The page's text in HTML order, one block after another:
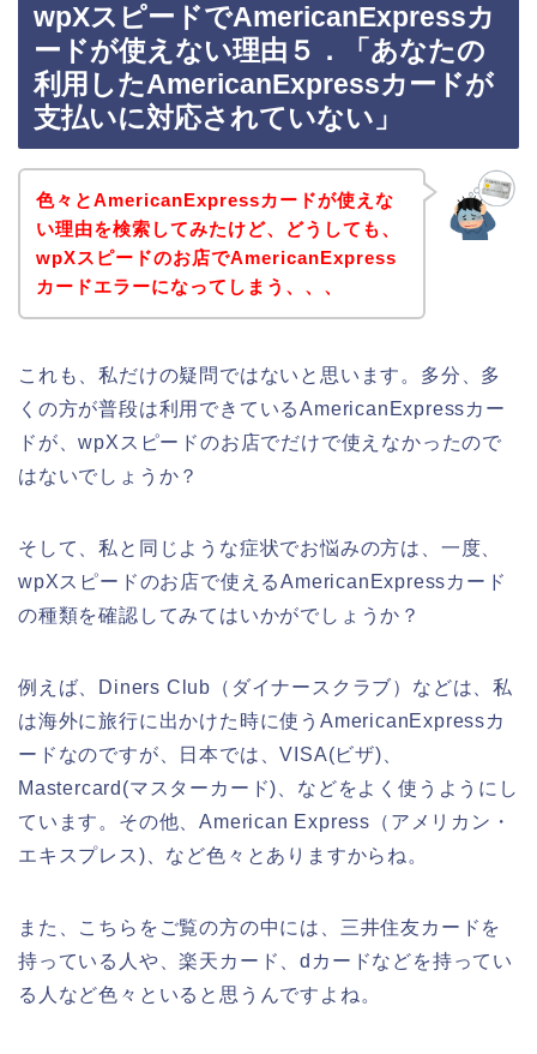
wpXスピードでAmericanExpressカ
ードが使えない理由５．「あなたの
利用したAmericanExpressカードが
支払いに対応されていない」
色々とAmericanExpressカードが使えな
い理由を検索してみたけど、どうしても、
wpXスピードのお店でAmericanExpress
カードエラーになってしまう、、、
これも、私だけの疑問ではないと思います。多分、多
くの方が普段は利用できているAmericanExpressカー
ドが、wpXスピードのお店でだけで使えなかったので
はないでしょうか？
そして、私と同じような症状でお悩みの方は、一度、
wpXスピードのお店で使えるAmericanExpressカード
の種類を確認してみてはいかがでしょうか？
例えば、Diners Club（ダイナースクラブ）などは、私
は海外に旅行に出かけた時に使うAmericanExpressカ
ードなのですが、日本では、VISA(ビザ)、
Mastercard(マスターカード)、などをよく使うようにし
ています。その他、American Express（アメリカン・
エキスプレス)、など色々とありますからね。
また、こちらをご覧の方の中には、三井住友カードを
持っている人や、楽天カード、dカードなどを持ってい
る人など色々といると思うんですよね。